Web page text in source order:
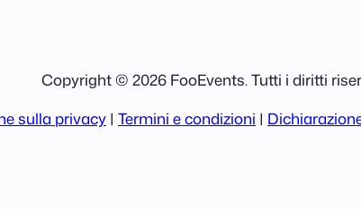
Copyright © 2026 FooEvents. Tutti i diritti
sulla privacy | Termini e condizioni |